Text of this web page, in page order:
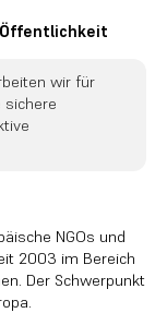
wir für
sichere
NGOs und
2003 im Bereich
Der Schwerpunkt